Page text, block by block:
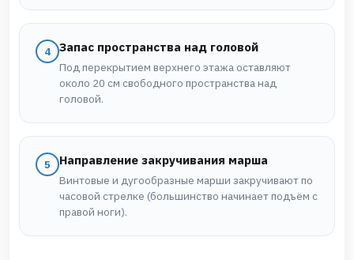
4 Запас пространства над головой
Под перекрытием верхнего этажа оставляют
около 20 см свободного пространства над
головой.
5 Направление закручивания марша
Винтовые и дугообразные марши закручивают по
часовой стрелке (большинство начинает подъём с
правой ноги).